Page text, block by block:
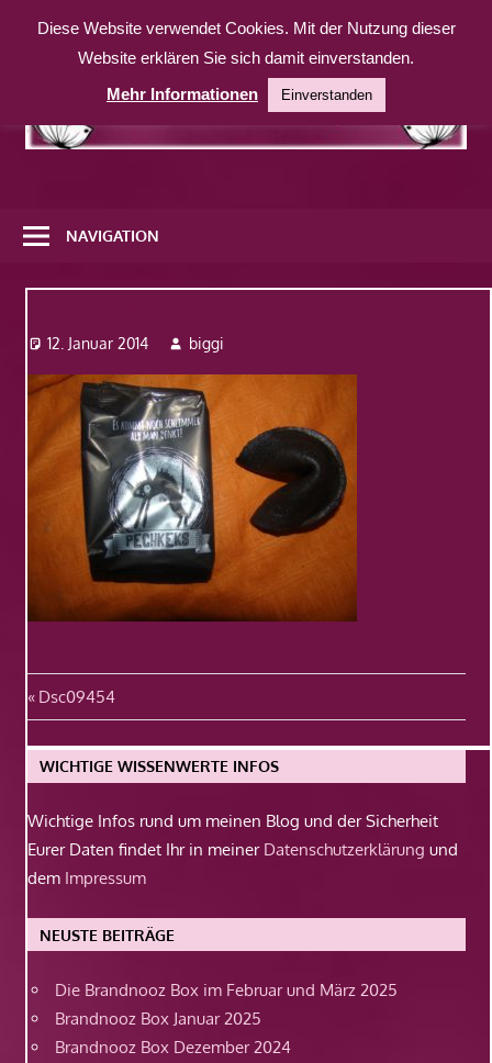
Inhalt
weitere
Website
NAVIGATION
12. Januar 2014 biggi
Beitragsnavigation
Vorheriger
Beitrag:
Dsc09454
WICHTIGE WISSENWERTE INFOS
Wichtige Infos rund um meinen Blog und der Sicherheit
Eurer Daten findet Ihr in meiner Datenschutzerklärung und
dem Impressum
NEUSTE BEITRÄGE
Die Brandnooz Box im Februar und März 2025
Brandnooz Box Januar 2025
Brandnooz Box Dezember 2024
Diese Website verwendet Cookies. Mit der Nutzung dieser
Website erklären Sie sich damit einverstanden.
Mehr Informationen
Einverstanden